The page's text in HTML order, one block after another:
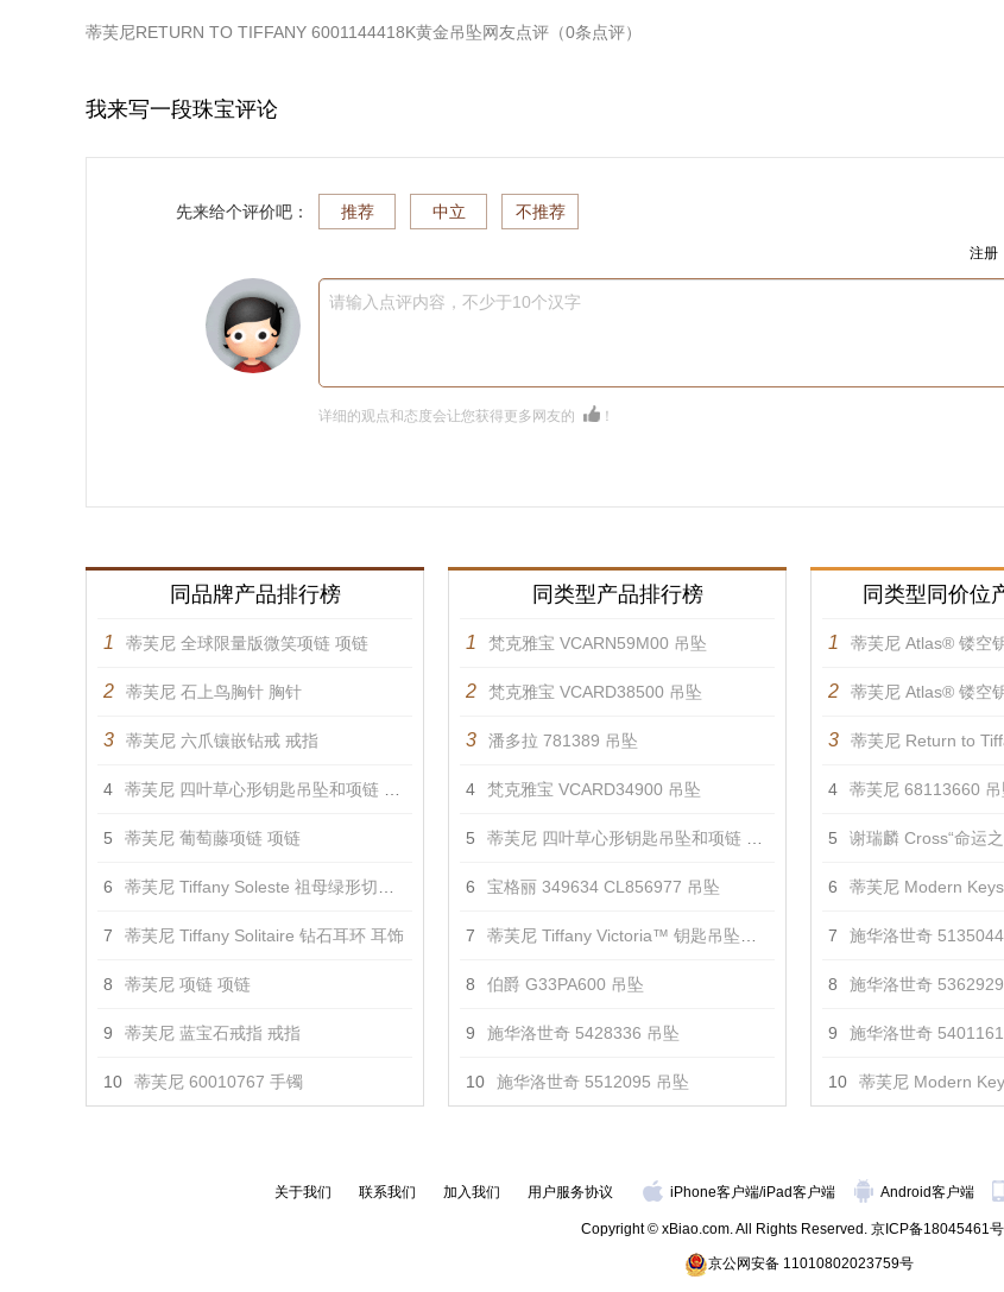
蒂芙尼RETURN TO TIFFANY 6001144418K黄金吊坠网友点评（0条点评）
我来写一段珠宝评论
先来给个评价吧： 推荐 中立 不推荐
注册
请输入点评内容，不少于10个汉字
详细的观点和态度会让您获得更多网友的 ！
同品牌产品排行榜
1 蒂芙尼 全球限量版微笑项链 项链
2 蒂芙尼 石上鸟胸针 胸针
3 蒂芙尼 六爪镶嵌钻戒 戒指
4 蒂芙尼 四叶草心形钥匙吊坠和项链 吊坠
5 蒂芙尼 葡萄藤项链 项链
6 蒂芙尼 Tiffany Soleste 祖母绿形切割钻戒 戒指
7 蒂芙尼 Tiffany Solitaire 钻石耳环 耳饰
8 蒂芙尼 项链 项链
9 蒂芙尼 蓝宝石戒指 戒指
10 蒂芙尼 60010767 手镯
同类型产品排行榜
1 梵克雅宝 VCARN59M00 吊坠
2 梵克雅宝 VCARD38500 吊坠
3 潘多拉 781389 吊坠
4 梵克雅宝 VCARD34900 吊坠
5 蒂芙尼 四叶草心形钥匙吊坠和项链 吊坠
6 宝格丽 349634 CL856977 吊坠
7 蒂芙尼 Tiffany Victoria™ 钥匙吊坠项链 吊坠
8 伯爵 G33PA600 吊坠
9 施华洛世奇 5428336 吊坠
10 施华洛世奇 5512095 吊坠
同类型同价位
1 蒂芙尼 Atlas® 镂空
2 蒂芙尼 Atlas® 镂空
3 蒂芙尼 Return to Tiffany™
4 蒂芙尼 68113660 吊
5 谢瑞麟 Cross“命运之吻”系列 18K白色及红色
6 蒂芙尼 Modern Keys 方形
7 施华洛世奇
8 施华洛世奇
9 施华洛世奇
10 蒂芙尼 Modern Keys T&CO.
关于我们 联系我们 加入我们 用户服务协议 iPhone客户端/iPad客户端 Android客户端
Copyright © xBiao.com. All Rights Reserved. 京ICP备18045461
京公网安备 11010802023759号